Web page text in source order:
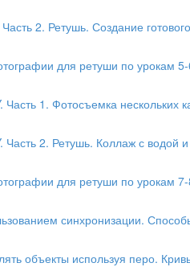
2. Ретушь. Создание
для ретуши по урокам
1. Фотосъемка нескольких
2. Ретушь. Коллаж с водой
для ретуши по урокам
синхронизации.
объекты используя перо.